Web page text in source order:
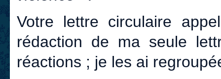
Votre lettre circulaire
rédaction de ma seule
réactions ; je les ai